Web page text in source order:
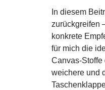
In diesem
zurückgreifen
konkrete
für mich die
Canvas-
weichere und